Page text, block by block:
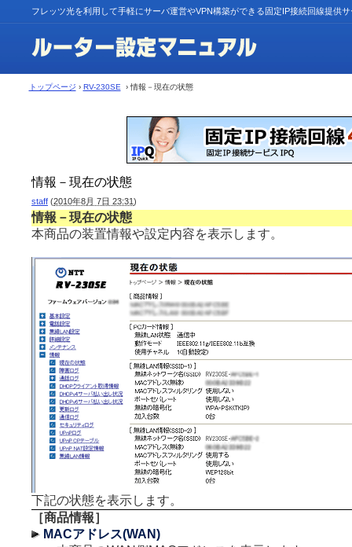
フレッツ光を利用して手軽にサーバ運営やVPN構築ができる固定IP接続回線提供
トップページ › RV-230SE › 情報－現在の状態
情報－現在の状態
staff (2010年8月 7日 23:31)
情報－現在の状態
本商品の装置情報や設定内容を表示します。
下記の状態を表示します。
［商品情報］
MACアドレス(WAN)